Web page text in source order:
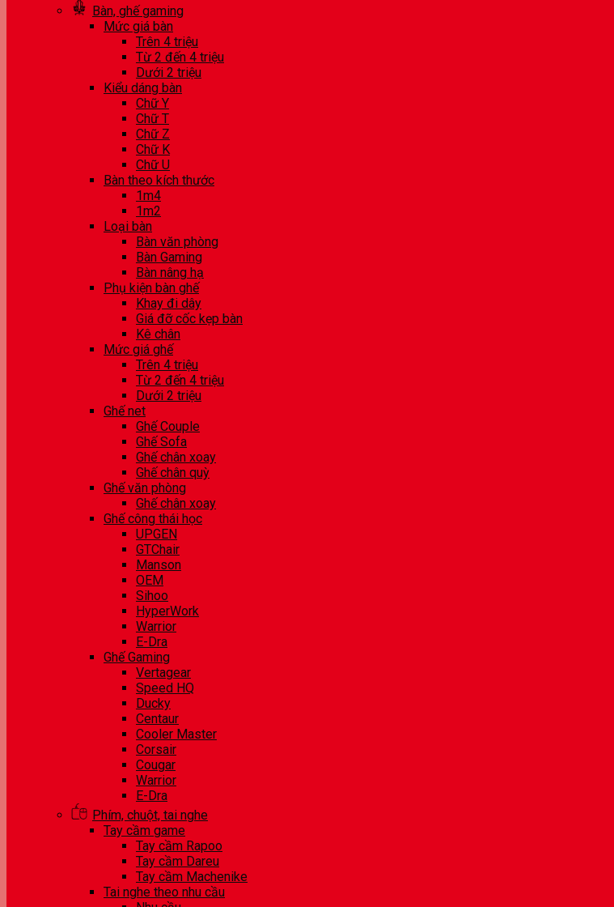
Bàn, ghế gaming
Mức giá bàn
Trên 4 triệu
Từ 2 đến 4 triệu
Dưới 2 triệu
Kiểu dáng bàn
Chữ Y
Chữ T
Chữ Z
Chữ K
Chữ U
Bàn theo kích thước
1m4
1m2
Loại bàn
Bàn văn phòng
Bàn Gaming
Bàn nâng hạ
Phụ kiện bàn ghế
Khay đi dây
Giá đỡ cốc kẹp bàn
Kê chân
Mức giá ghế
Trên 4 triệu
Từ 2 đến 4 triệu
Dưới 2 triệu
Ghế net
Ghế Couple
Ghế Sofa
Ghế chân xoay
Ghế chân quỳ
Ghế văn phòng
Ghế chân xoay
Ghế công thái học
UPGEN
GTChair
Manson
OEM
Sihoo
HyperWork
Warrior
E-Dra
Ghế Gaming
Vertagear
Speed HQ
Ducky
Centaur
Cooler Master
Corsair
Cougar
Warrior
E-Dra
Phím, chuột, tai nghe
Tay cầm game
Tay cầm Rapoo
Tay cầm Dareu
Tay cầm Machenike
Tai nghe theo nhu cầu